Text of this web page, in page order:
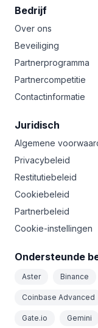
Bedrijf
Over ons
Beveiliging
Partnerprogramma
Partnercompetitie
Contactinformatie
Juridisch
Algemene
Privacybeleid
Restitutiebeleid
Cookiebeleid
Partnerbeleid
Cookie-instellingen
Ondersteunde
Aster Binance
Coinbase Advanced
Gate.io Gemini